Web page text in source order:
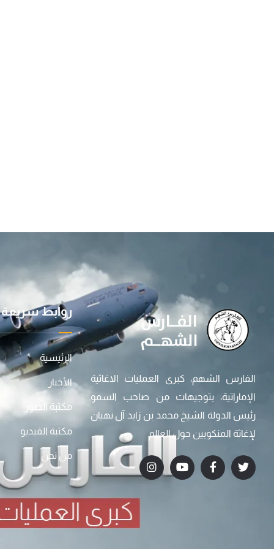
الفارس الشهم، كبرى العمليات الاغاثية
الإماراتية، بتوجيهات من صاحب السمو
رئيس الدولة الشيخ محمد بن زايد آل نهيان
لإغاثة المنكوبين حول العالم
روابط سريعة
الرئيسية
الأخبار
مكتبة الصور
مكتبة الفيديو
من نحن